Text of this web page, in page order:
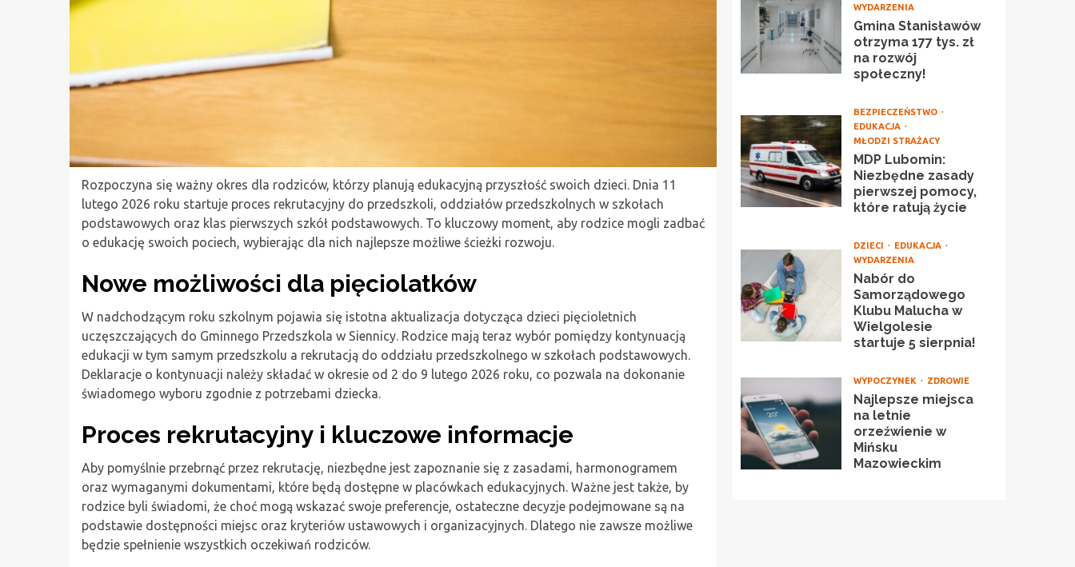
Rozpoczyna się ważny okres dla rodziców, którzy planują edukacyjną przyszłość swoich dzieci. Dnia 11
lutego 2026 roku startuje proces rekrutacyjny do przedszkoli, oddziałów przedszkolnych w szkołach
podstawowych oraz klas pierwszych szkół podstawowych. To kluczowy moment, aby rodzice mogli zadbać
o edukację swoich pociech, wybierając dla nich najlepsze możliwe ścieżki rozwoju.
Nowe możliwości dla pięciolatków
W nadchodzącym roku szkolnym pojawia się istotna aktualizacja dotycząca dzieci pięcioletnich
uczęszczających do Gminnego Przedszkola w Siennicy. Rodzice mają teraz wybór pomiędzy kontynuacją
edukacji w tym samym przedszkolu a rekrutacją do oddziału przedszkolnego w szkołach podstawowych.
Deklaracje o kontynuacji należy składać w okresie od 2 do 9 lutego 2026 roku, co pozwala na dokonanie
świadomego wyboru zgodnie z potrzebami dziecka.
Proces rekrutacyjny i kluczowe informacje
Aby pomyślnie przebrnąć przez rekrutację, niezbędne jest zapoznanie się z zasadami, harmonogramem
oraz wymaganymi dokumentami, które będą dostępne w placówkach edukacyjnych. Ważne jest także, by
rodzice byli świadomi, że choć mogą wskazać swoje preferencje, ostateczne decyzje podejmowane są na
podstawie dostępności miejsc oraz kryteriów ustawowych i organizacyjnych. Dlatego nie zawsze możliwe
będzie spełnienie wszystkich oczekiwań rodziców.
WYDARZENIA
Gmina Stanisławów
otrzyma 177 tys. zł
na rozwój
społeczny!
BEZPIECZEŃSTWO
EDUKACJA
MŁODZI STRAŻACY
MDP Lubomin:
Niezbędne zasady
pierwszej pomocy,
które ratują życie
DZIECI
EDUKACJA
WYDARZENIA
Nabór do
Samorządowego
Klubu Malucha w
Wielgolesie
startuje 5 sierpnia!
WYPOCZYNEK ZDROWIE
Najlepsze miejsca
na letnie
orzeźwienie w
Mińsku
Mazowieckim